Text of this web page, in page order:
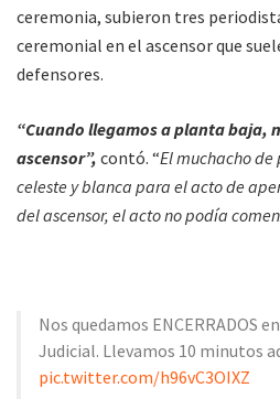
ceremonia, subieron tres
ceremonial en el ascensor que
defensores.
“Cuando llegamos a planta baja,
ascensor”, contó. “El muchacho
celeste y blanca para el acto de
del ascensor, el acto no podía
Nos quedamos ENCERRADOS
Judicial. Llevamos 10 minutos
pic.twitter.com/h96vC3OIXZ